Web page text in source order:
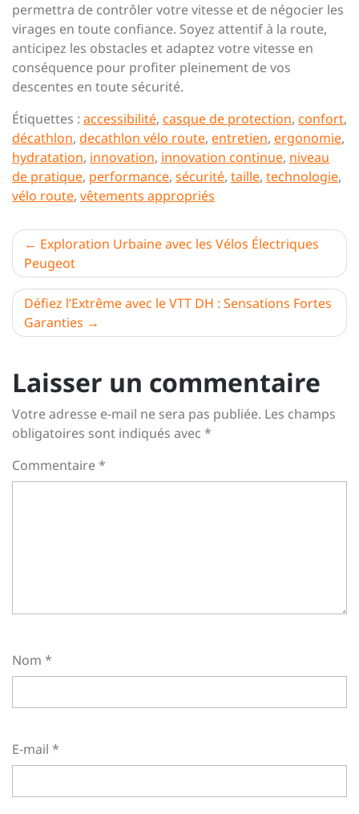
permettra de contrôler votre vitesse et de négocier les
virages en toute confiance. Soyez attentif à la route,
anticipez les obstacles et adaptez votre vitesse en
conséquence pour profiter pleinement de vos
descentes en toute sécurité.
Étiquettes : accessibilité, casque de protection, confort,
décathlon, decathlon vélo route, entretien, ergonomie,
hydratation, innovation, innovation continue, niveau
de pratique, performance, sécurité, taille, technologie,
vélo route, vêtements appropriés
Navigation
de
l’article
Exploration Urbaine avec les Vélos Électriques
Peugeot
Défiez l’Extrême avec le VTT DH : Sensations Fortes
Garanties
Laisser un commentaire
Votre adresse e-mail ne sera pas publiée. Les champs
obligatoires sont indiqués avec *
Commentaire*
Nom *
E-mail *